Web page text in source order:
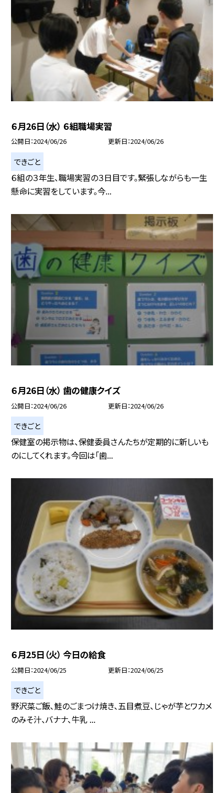
６月26日（水） ６組職場実習
公開日 2024/06/26 更新日 2024/06/26
できごと
６組の３年生、職場実習の３日目です。緊張しながらも一生
懸命に実習をしています。今...
６月26日（水） 歯の健康クイズ
公開日 2024/06/26 更新日 2024/06/26
できごと
保健室の掲示物は、保健委員さんたちが定期的に新しいも
のにしてくれます。今回は「歯...
６月25日（火） 今日の給食
公開日 2024/06/25 更新日 2024/06/25
できごと
野沢菜ご飯、鮭のごまつけ焼き、五目煮豆、じゃが芋とワカメ
のみそ汁、バナナ、牛乳 ...